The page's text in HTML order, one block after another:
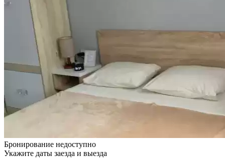
Бронирование недоступно
Укажите даты заезда и выезда